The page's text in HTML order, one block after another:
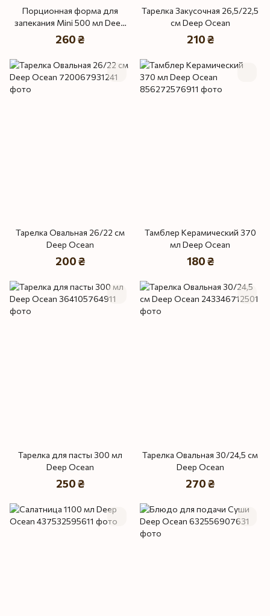
Порционная форма для
запекания Mini 500 мл Deep
Ocean
260 ₴
Тарелка Закусочная 26,5/22,5
см Deep Ocean
210 ₴
Тарелка Овальная 26/22 см
Deep Ocean
200 ₴
Тамблер Керамический 370
мл Deep Ocean
180 ₴
Тарелка для пасты 300 мл
Deep Ocean
250 ₴
Тарелка Овальная 30/24,5 см
Deep Ocean
270 ₴